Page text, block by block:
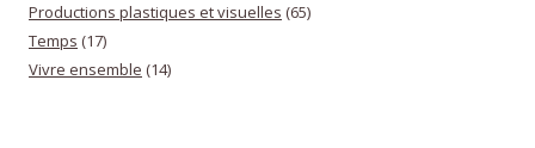
Productions plastiques et visuelles (65)
Temps (17)
Vivre ensemble (14)